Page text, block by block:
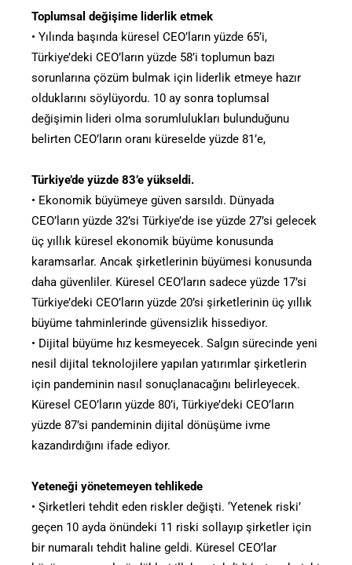
Toplumsal değişime liderlik etmek
• Yılında başında küresel CEO’ların yüzde 65’i,
Türkiye’deki CEO’ların yüzde 58’i toplumun bazı
sorunlarına çözüm bulmak için liderlik etmeye hazır
olduklarını söylüyordu. 10 ay sonra toplumsal
değişimin lideri olma sorumlulukları bulunduğunu
belirten CEO’ların oranı küreselde yüzde 81’e,
Türkiye’de yüzde 83’e yükseldi.
• Ekonomik büyümeye güven sarsıldı. Dünyada
CEO’ların yüzde 32’si Türkiye’de ise yüzde 27’si gelecek
üç yıllık küresel ekonomik büyüme konusunda
karamsarlar. Ancak şirketlerinin büyümesi konusunda
daha güvenliler. Küresel CEO’ların sadece yüzde 17’si
Türkiye’deki CEO’ların yüzde 20’si şirketlerinin üç yıllık
büyüme tahminlerinde güvensizlik hissediyor.
• Dijital büyüme hız kesmeyecek. Salgın sürecinde yeni
nesil dijital teknolojilere yapılan yatırımlar şirketlerin
için pandeminin nasıl sonuçlanacağını belirleyecek.
Küresel CEO’ların yüzde 80’i, Türkiye’deki CEO’ların
yüzde 87’si pandeminin dijital dönüşüme ivme
kazandırdığını ifade ediyor.
Yeteneği yönetemeyen tehlikede
• Şirketleri tehdit eden riskler değişti. ‘Yetenek riski’
geçen 10 ayda önündeki 11 riski sollayıp şirketler için
bir numaralı tehdit haline geldi. Küresel CEO’lar